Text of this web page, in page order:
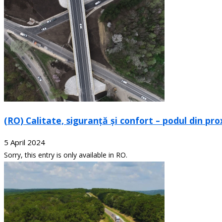
(RO) Calitate, siguranță și confort – podul din
5 April 2024
Sorry, this entry is only available in RO.